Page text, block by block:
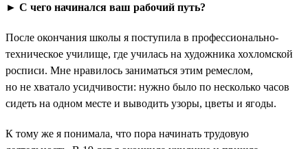
► С чего начинался ваш рабочий путь?
После окончания школы я поступила в профессионально-
техническое училище, где училась на художника хохломской
росписи. Мне нравилось заниматься этим ремеслом,
но не хватало усидчивости: нужно было по несколько часов
сидеть на одном месте и выводить узоры, цветы и ягоды.
К тому же я понимала, что пора начинать трудовую